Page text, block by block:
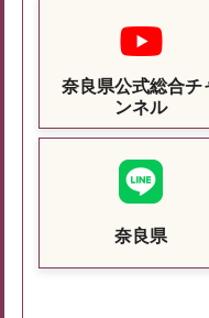
奈良県公式総合チ
ンネル
奈良県